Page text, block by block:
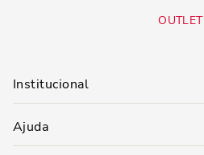
OUTLET
Institucional
Ajuda